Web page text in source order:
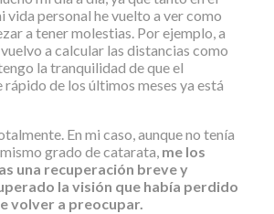
vida personal he vuelto a ver como
a tener molestias. Por ejemplo, a
a calcular las distancias como
la tranquilidad de que el
de los últimos meses ya está
En mi caso, aunque no tenía
grado de catarata, me los
una recuperación breve y
la visión que había perdido
volver a preocupar.